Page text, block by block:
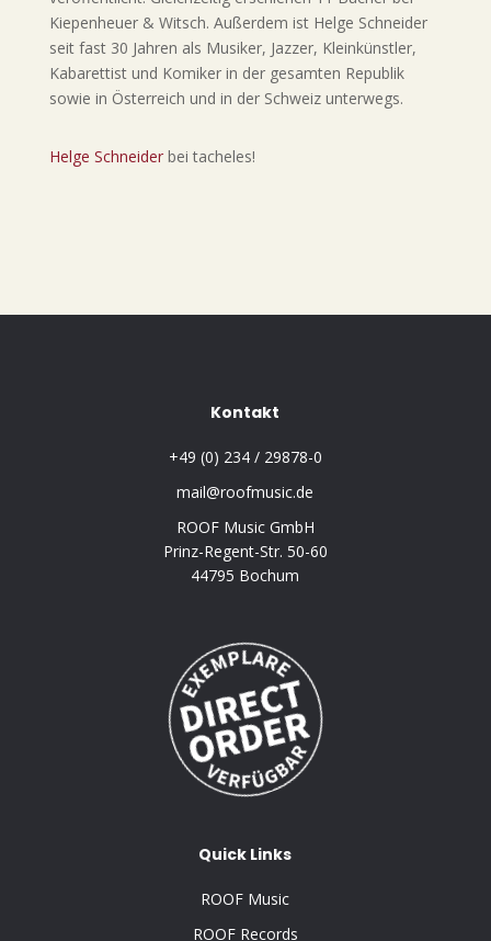
Kiepenheuer & Witsch. Außerdem ist Helge Schneider
seit fast 30 Jahren als Musiker, Jazzer, Kleinkünstler,
Kabarettist und Komiker in der gesamten Republik
sowie in Österreich und in der Schweiz unterwegs.
Helge Schneiderbei tacheles!
Kontakt
+49 (0) 234 / 29878-0
mail@roofmusic.de
ROOF Music GmbH
Prinz-Regent-Str. 50-60
44795 Bochum
Quick Links
ROOF Music
ROOF Records